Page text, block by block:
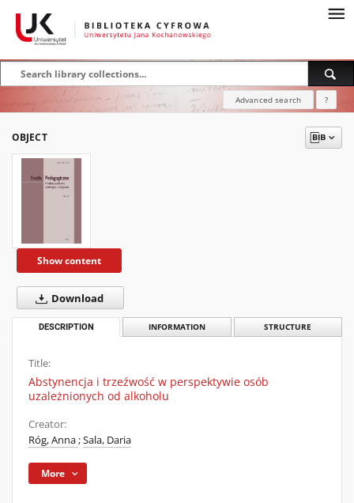
Advanced search ?
OBJECT
Show content
Download
DESCRIPTION INFORMATION STRUCTURE
Title:
Abstynencja i trzeźwość w perspektywie osób
uzależnionych od alkoholu
Creator:
Róg, Anna;Sala, Daria
More